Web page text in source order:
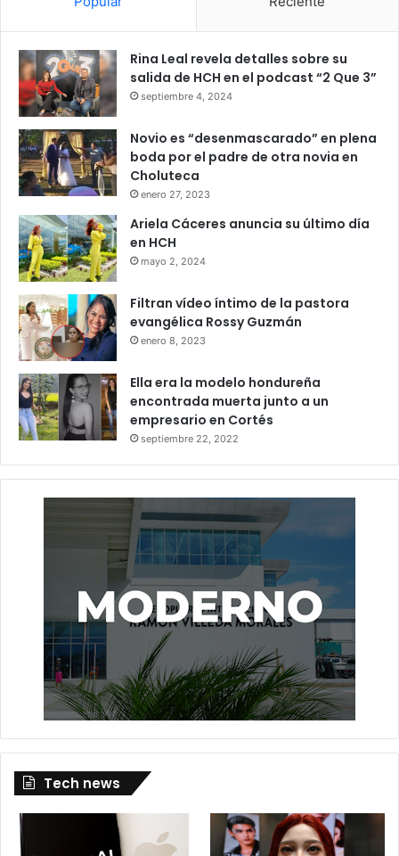
Rina Leal revela detalles sobre su
salida de HCH en el podcast “2 Que 3”
septiembre 4, 2024
Novio es “desenmascarado” en plena
boda por el padre de otra novia en
Choluteca
enero 27, 2023
Ariela Cáceres anuncia su último día
en HCH
mayo 2, 2024
Filtran vídeo íntimo de la pastora
evangélica Rossy Guzmán
enero 8, 2023
Ella era la modelo hondureña
encontrada muerta junto a un
empresario en Cortés
septiembre 22, 2022
Tech news